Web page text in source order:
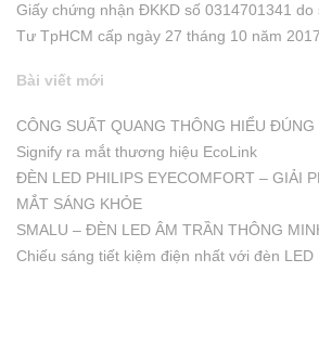
Giấy chứng nhận ĐKKD số 0314701341
Tư TpHCM cấp ngày 27 tháng 10 năm 2017
Bài viết mới
CÔNG SUẤT QUANG THÔNG HIỂU ĐÚNG
Signify ra mắt thương hiệu EcoLink
ĐÈN LED PHILIPS EYECOMFORT – GIẢI
MẮT SÁNG KHỎE
SMALU – ĐÈN LED ÂM TRẦN THÔNG
Chiếu sáng tiết kiệm điện nhất với đèn LED